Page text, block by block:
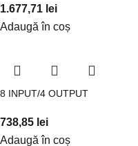
1.677,71 lei
Adaugă în coș
8 INPUT/4 OUTPUT
738,85 lei
Adaugă în coș